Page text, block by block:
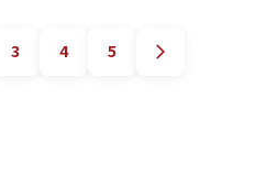
3 4 5